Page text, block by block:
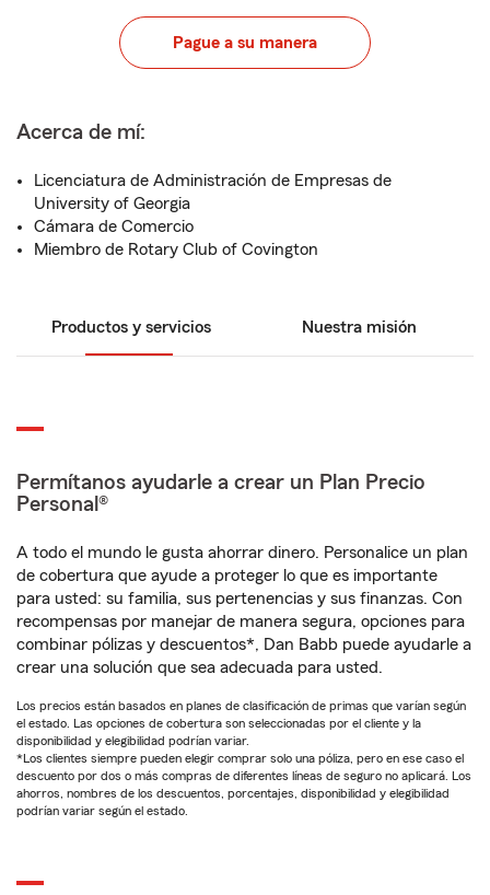
Pague a su manera
Acerca de mí:
Licenciatura de Administración de Empresas de
University of Georgia
Cámara de Comercio
Miembro de Rotary Club of Covington
Productos y servicios Nuestra misión
Permítanos ayudarle a crear un Plan Precio
Personal®
A todo el mundo le gusta ahorrar dinero. Personalice un plan
de cobertura que ayude a proteger lo que es importante
para usted: su familia, sus pertenencias y sus finanzas. Con
recompensas por manejar de manera segura, opciones para
combinar pólizas y descuentos*, Dan Babb puede ayudarle a
crear una solución que sea adecuada para usted.
Los precios están basados en planes de clasificación de primas que varían según
el estado. Las opciones de cobertura son seleccionadas por el cliente y la
disponibilidad y elegibilidad podrían variar.
*Los clientes siempre pueden elegir comprar solo una póliza, pero en ese caso el
descuento por dos o más compras de diferentes líneas de seguro no aplicará. Los
ahorros, nombres de los descuentos, porcentajes, disponibilidad y elegibilidad
podrían variar según el estado.